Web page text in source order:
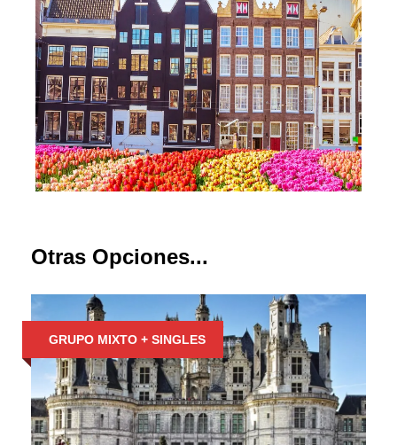
Otras Opciones...
GRUPO MIXTO + SINGLES